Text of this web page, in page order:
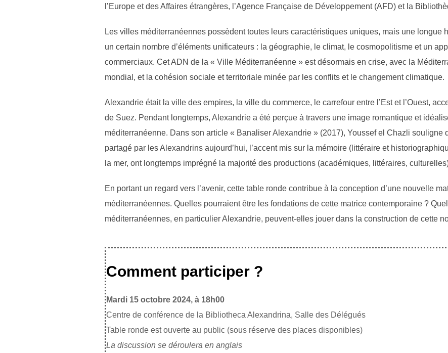
l’Europe et des Affaires étrangères, l’Agence Française de Développement (AFD) et la
Les villes méditerranéennes possèdent toutes leurs caractéristiques uniques, mais une longue
un certain nombre d’éléments unificateurs : la géographie, le climat, le cosmopolitisme et un
commerciaux. Cet ADN de la « Ville Méditerranéenne » est désormais en crise, avec la
mondial, et la cohésion sociale et territoriale minée par les conflits et le changement climatique.
Alexandrie était la ville des empires, la ville du commerce, le carrefour entre l’Est et l’Ouest,
de Suez. Pendant longtemps, Alexandrie a été perçue à travers une image romantique et
méditerranéenne. Dans son article « Banaliser Alexandrie » (2017), Youssef el Chazli souligne
partagé par les Alexandrins aujourd’hui, l’accent mis sur la mémoire (littéraire et
la mer, ont longtemps imprégné la majorité des productions (académiques, littéraires,
En portant un regard vers l’avenir, cette table ronde contribue à la conception d’une nouvelle
méditerranéennes. Quelles pourraient être les fondations de cette matrice contemporaine ?
méditerranéennes, en particulier Alexandrie, peuvent-elles jouer dans la construction de cette
Comment participer ?
Mardi 15 octobre 2024, à 18h00
Centre de conférence de la Bibliotheca Alexandrina, Salle des Délégués
Table ronde est ouverte au public (sous réserve des places disponibles)
La discussion se déroulera en anglais